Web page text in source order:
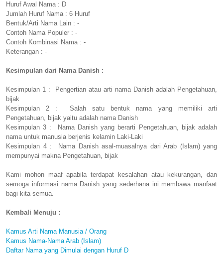
Huruf Awal Nama : D
Jumlah Huruf Nama : 6 Huruf
Bentuk/Arti Nama Lain : -
Contoh Nama Populer : -
Contoh Kombinasi Nama : -
Keterangan : -
Kesimpulan dari Nama Danish :
Kesimpulan 1 : Pengertian atau arti nama Danish adalah Pengetahuan,
bijak
Kesimpulan 2 : Salah satu bentuk nama yang memiliki arti
Pengetahuan, bijak yaitu adalah nama Danish
Kesimpulan 3 : Nama Danish yang berarti Pengetahuan, bijak adalah
nama untuk manusia berjenis kelamin Laki-Laki
Kesimpulan 4 : Nama Danish asal-muasalnya dari Arab (Islam) yang
mempunyai makna Pengetahuan, bijak
Kami mohon maaf apabila terdapat kesalahan atau kekurangan, dan
semoga informasi nama Danish yang sederhana ini membawa manfaat
bagi kita semua.
Kembali Menuju :
Kamus Arti Nama Manusia / Orang
Kamus Nama-Nama Arab (Islam)
Daftar Nama yang Dimulai dengan Huruf D